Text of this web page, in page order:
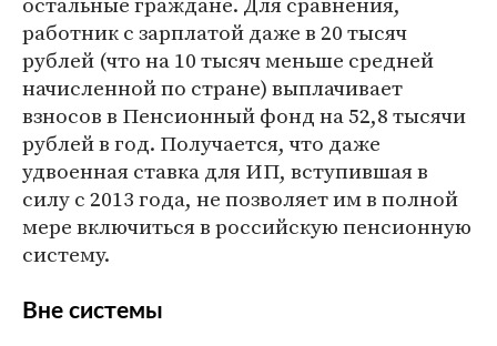
работник с зарплатой даже в 20 тысяч
рублей (что на 10 тысяч меньше средней
начисленной по стране) выплачивает
взносов в Пенсионный фонд на 52,8 тысячи
рублей в год. Получается, что даже
удвоенная ставка для ИП, вступившая в
силу с 2013 года, не позволяет им в полной
мере включиться в российскую пенсионную
систему.
Вне системы